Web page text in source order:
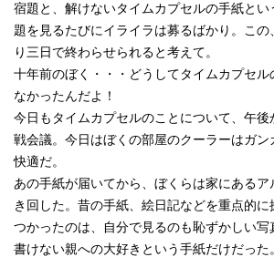
宿題と、解けないタイムカプセルの手紙とい
題を見るたびにイライラは募るばかり。こ
り三日で終わらせられると考えて。
十年前のぼく・・・どうしてタイムカプセ
なかったんだよ！
今日もタイムカプセルのことについて、午
戦会議。今日はぼくの部屋のクーラーはガン
快適だ。
あの手紙が届いてから、ぼくらは家にある
き回した。昔の手紙、絵日記などを重点的
つかったのは、自分で見るのも恥ずかしい写
書けない親への大好きという手紙だけだった